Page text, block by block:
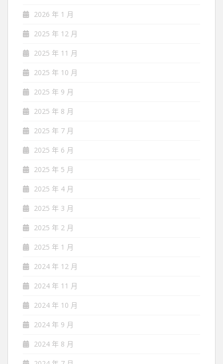
2026 年 1 月
2025 年 12 月
2025 年 11 月
2025 年 10 月
2025 年 9 月
2025 年 8 月
2025 年 7 月
2025 年 6 月
2025 年 5 月
2025 年 4 月
2025 年 3 月
2025 年 2 月
2025 年 1 月
2024 年 12 月
2024 年 11 月
2024 年 10 月
2024 年 9 月
2024 年 8 月